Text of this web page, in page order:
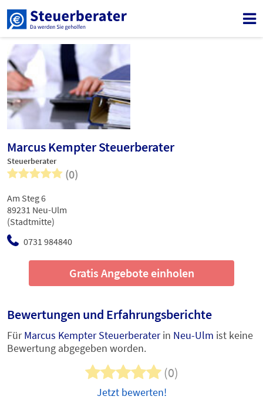
Marcus Kempter Steuerberater
Steuerberater
(0)
0731 984840
Am Steg 6
89231 Neu-Ulm
(Stadtmitte)
Gratis Angebote einholen
Bewertungen und Erfahrungsberichte
FürMarcus Kempter Steuerberaterin Neu-Ulm ist keine
Bewertung abgegeben worden.
(0)
Jetzt bewerten!